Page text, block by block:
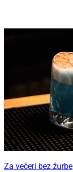
Za večeri bez žurbe